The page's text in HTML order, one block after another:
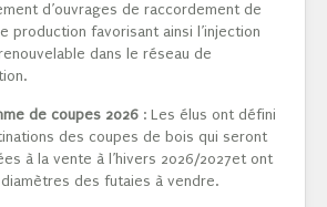
d’ouvrages de raccordement de
production favorisant ainsi l’injection
dans le réseau de
de coupes 2026 : Les élus ont défini
des coupes de bois qui seront
à la vente à l’hivers 2026/2027et ont
des futaies à vendre.